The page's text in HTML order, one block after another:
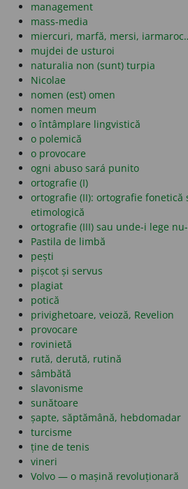
management
mass-media
miercuri, marfă, mersi,
mujdei de usturoi
naturalia non (sunt) turpia
Nicolae
nomen (est) omen
nomen meum
o întâmplare lingvistică
o polemică
o provocare
ogni abuso sará punito
ortografie (I)
ortografie (II): ortografie fonetică
etimologică
ortografie (III) sau unde-i lege
Pastila de limbă
pești
pișcot și servus
plagiat
potică
privighetoare, veioză, Revelion
provocare
rovinietă
rută, derută, rutină
sâmbătă
slavonisme
sunătoare
șapte, săptămână, hebdomadar
turcisme
ține de tenis
vineri
Volvo — o mașină revoluționară